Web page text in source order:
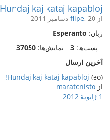
Hundaj kaj kataj kapabloj!
از flipe, 20 دسامبر 2011
زبان: Esperanto
پست‌ها: 3 نمایش‌ها: 37050
آخرین ارسال
(eo)
Hundaj kaj kataj kapabloj!
از maratonisto
1 ژانویهٔ 2012